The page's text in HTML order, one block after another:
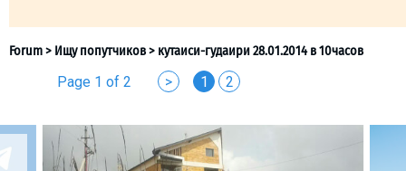
Page 1 of 2 > 1 2